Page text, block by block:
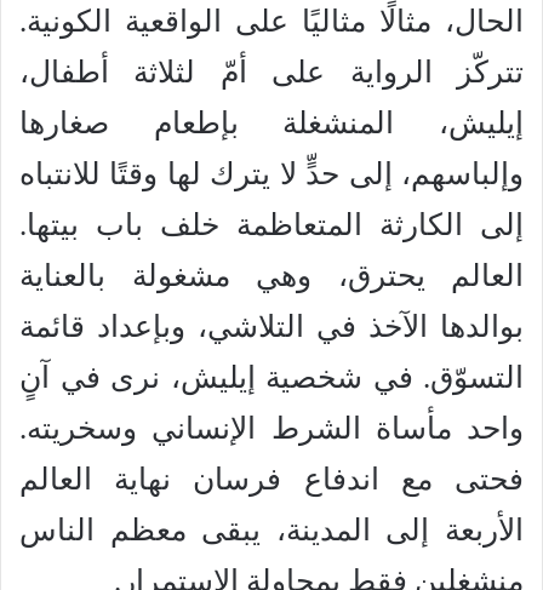
الحال، مثالًا مثاليًا على الواقعية الكونية.
تتركّز الرواية على أمّ لثلاثة أطفال،
إيليش، المنشغلة بإطعام صغارها
وإلباسهم، إلى حدٍّ لا يترك لها وقتًا للانتباه
إلى الكارثة المتعاظمة خلف باب بيتها.
العالم يحترق، وهي مشغولة بالعناية
بوالدها الآخذ في التلاشي، وبإعداد قائمة
التسوّق. في شخصية إيليش، نرى في آنٍ
واحد مأساة الشرط الإنساني وسخريته.
فحتى مع اندفاع فرسان نهاية العالم
الأربعة إلى المدينة، يبقى معظم الناس
منشغلين فقط بمحاولة الاستمرار.